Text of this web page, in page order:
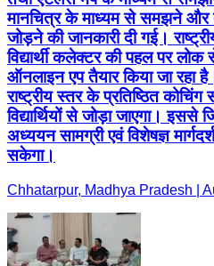
मानचित्र के माध्यम से समझने और
जोड़ने की जानकारी दी गई।
विद्यार्थी कलेक्टर की पहल पर
ऑनलाइन एप तैयार किया जा रहा
राष्ट्रीय स्तर के प्रतिष्ठित कोचिंग
विद्यार्थियों से जोड़ा जाएगा। इससे
अध्ययन सामग्री एवं विशेषज्ञ
सकेगा।
Chhatarpur, Madhya Pradesh |